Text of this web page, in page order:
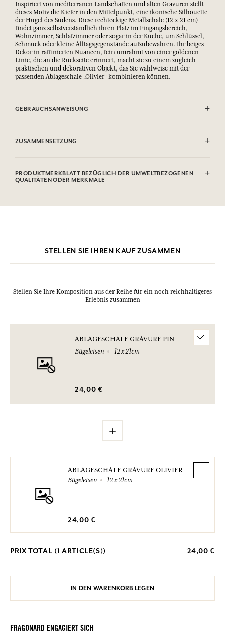
Inspiriert von mediterranen Landschaften und alten Gravuren stellt
dieses Motiv die Kiefer in den Mittelpunkt, eine ikonische Silhouette
der Hügel des Südens. Diese rechteckige Metallschale (12 x 21 cm)
findet ganz selbstverständlich ihren Platz im Eingangsbereich,
Wohnzimmer, Schlafzimmer oder sogar in der Küche, um Schlüssel,
Schmuck oder kleine Alltagsgegenstände aufzubewahren. Ihr beiges
Dekor in raffinierten Nuancen, fein umrahmt von einer goldenen
Linie, die an die Rückseite erinnert, macht sie zu einem zugleich
praktischen und dekorativen Objekt, das Sie wahlweise mit der
passenden Ablageschale „Olivier“ kombinieren können.
GEBRAUCHSANWEISUNG
reinigen
ZUSAMMENSETZUNG
PRODUKTMERKBLATT BEZÜGLICH DER UMWELTBEZOGENEN
QUALITÄTEN ODER MERKMALE
STELLEN SIE IHREN KAUF ZUSAMMEN
Stellen Sie Ihre Komposition aus der Reihe für ein noch reichhaltigeres
Erlebnis zusammen
ABLAGESCHALE GRAVURE PIN
Bügeleisen
12 x 21cm
24,00 €
+
ABLAGESCHALE GRAVURE OLIVIER
Bügeleisen
12 x 21cm
24,00 €
PRIX TOTAL (1 ARTICLE(S)) 24,00 €
IN DEN WARENKORB LEGEN
FRAGONARD ENGAGIERT SICH